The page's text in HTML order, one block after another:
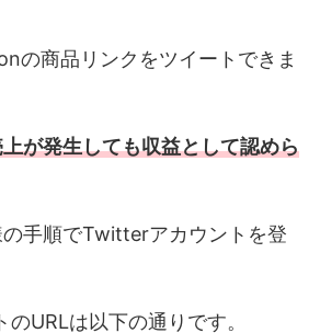
の商品リンクをツイートできま
が発生しても収益として認めら
手順でTwitterアカウントを登
URLは以下の通りです。